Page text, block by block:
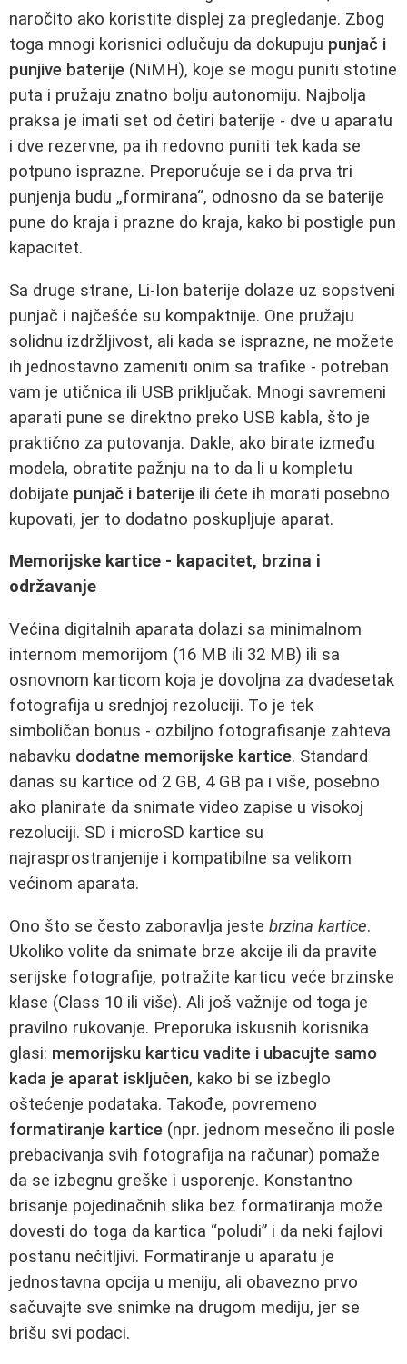
naročito ako koristite displej za pregledanje. Zbog
toga mnogi korisnici odlučuju da dokupuju punjač i
punjive baterije (NiMH), koje se mogu puniti stotine
puta i pružaju znatno bolju autonomiju. Najbolja
praksa je imati set od četiri baterije - dve u aparatu
i dve rezervne, pa ih redovno puniti tek kada se
potpuno isprazne. Preporučuje se i da prva tri
punjenja budu „formirana“, odnosno da se baterije
pune do kraja i prazne do kraja, kako bi postigle pun
kapacitet.
Sa druge strane, Li-Ion baterije dolaze uz sopstveni
punjač i najčešće su kompaktnije. One pružaju
solidnu izdržljivost, ali kada se isprazne, ne možete
ih jednostavno zameniti onim sa trafike - potreban
vam je utičnica ili USB priključak. Mnogi savremeni
aparati pune se direktno preko USB kabla, što je
praktično za putovanja. Dakle, ako birate između
modela, obratite pažnju na to da li u kompletu
dobijate punjač i baterije ili ćete ih morati posebno
kupovati, jer to dodatno poskupljuje aparat.
Memorijske kartice - kapacitet, brzina i
održavanje
Većina digitalnih aparata dolazi sa minimalnom
internom memorijom (16 MB ili 32 MB) ili sa
osnovnom karticom koja je dovoljna za dvadesetak
fotografija u srednjoj rezoluciji. To je tek
simboličan bonus - ozbiljno fotografisanje zahteva
nabavku dodatne memorijske kartice. Standard
danas su kartice od 2 GB, 4 GB pa i više, posebno
ako planirate da snimate video zapise u visokoj
rezoluciji. SD i microSD kartice su
najrasprostranjenije i kompatibilne sa velikom
većinom aparata.
Ono što se često zaboravlja jeste brzina kartice.
Ukoliko volite da snimate brze akcije ili da pravite
serijske fotografije, potražite karticu veće brzinske
klase (Class 10 ili više). Ali još važnije od toga je
pravilno rukovanje. Preporuka iskusnih korisnika
glasi: memorijsku karticu vadite i ubacujte samo
kada je aparat isključen, kako bi se izbeglo
oštećenje podataka. Takođe, povremeno
formatiranje kartice (npr. jednom mesečno ili posle
prebacivanja svih fotografija na računar) pomaže
da se izbegnu greške i usporenje. Konstantno
brisanje pojedinačnih slika bez formatiranja može
dovesti do toga da kartica “poludi” i da neki fajlovi
postanu nečitljivi. Formatiranje u aparatu je
jednostavna opcija u meniju, ali obavezno prvo
sačuvajte sve snimke na drugom mediju, jer se
brišu svi podaci.